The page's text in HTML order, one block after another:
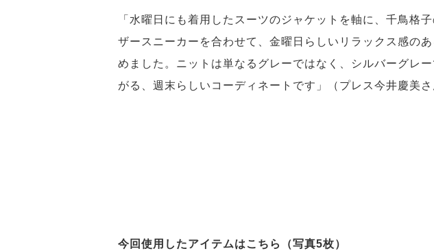
「水曜日にも着用したスーツのジャケットを軸に、千鳥格
ザースニーカーを合わせて、金曜日らしいリラックス感の
めました。ニットは単なるグレーではなく、シルバーグレ
がる、週末らしいコーディネートです」（プレス今井慶美さ
今回使用したアイテムはこちら（写真5枚）